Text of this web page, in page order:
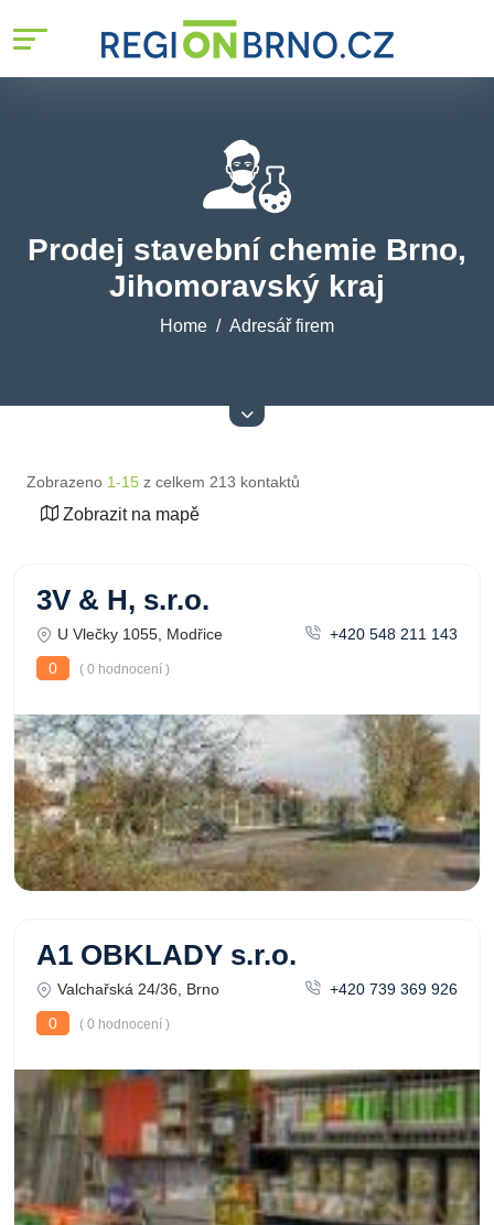
Prodej stavební chemie Brno,
Jihomoravský kraj
Home Adresář firem
Zobrazeno 1-15 z celkem 213 kontaktů
Zobrazit na mapě
3V & H, s.r.o.
U Vlečky 1055, Modřice
+420 548 211 143
0
( 0 hodnocení )
A1 OBKLADY s.r.o.
Valchařská 24/36, Brno
+420 739 369 926
0
( 0 hodnocení )